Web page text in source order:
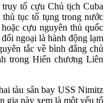
tố cựu Chủ tịch Cuba
tục tố tụng trong nước
cựu nguyên thủ quốc
ngoại là hành động lạm
tắc về bình đẳng chủ
trong Hiến chương Liên
tàu sân bay USS Nimitz
gia này xem là một yếu tố